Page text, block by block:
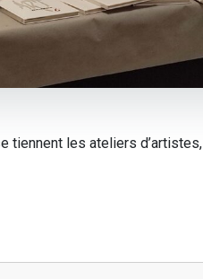
tiennent les ateliers d’artistes,